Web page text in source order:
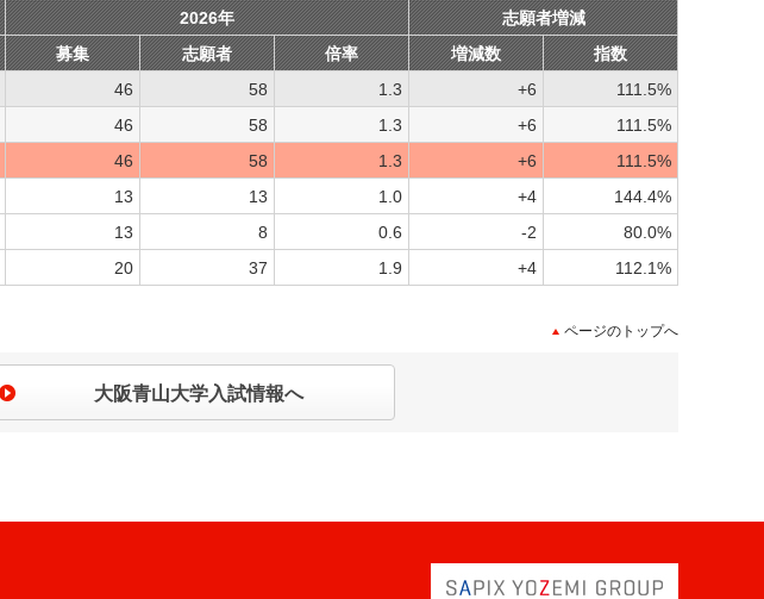
2026年
志願者増減
募集 志願者 倍率 増減数
指数
46 58 1.3 +6
111.5%
46 58 1.3 +6
111.5%
46 58 1.3 +6
111.5%
13 13 1.0 +4
144.4%
13 8 0.6 -2
80.0%
20 37 1.9 +4 112.1%
ページのトップへ
大阪青山大学入試情報へ